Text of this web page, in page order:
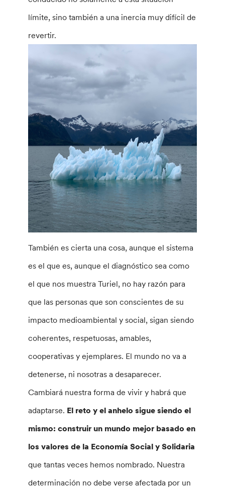
límite, sino también a una inercia muy difícil de
revertir.
También es cierta una cosa, aunque el sistema
es el que es, aunque el diagnóstico sea como
el que nos muestra Turiel, no hay razón para
que las personas que son conscientes de su
impacto medioambiental y social, sigan siendo
coherentes, respetuosas, amables,
cooperativas y ejemplares. El mundo no va a
detenerse, ni nosotras a desaparecer.
Cambiará nuestra forma de vivir y habrá que
adaptarse. El reto y el anhelo sigue siendo el
mismo: construir un mundo mejor basado en
los valores de la Economía Social y Solidaria
que tantas veces hemos nombrado. Nuestra
determinación no debe verse afectada por un